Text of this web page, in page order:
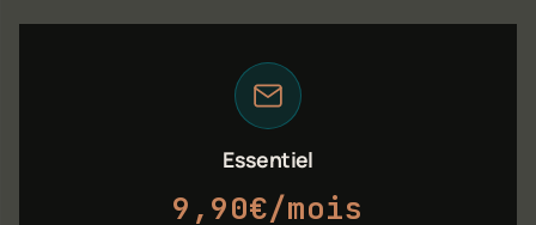
Essentiel
9,90€/mois